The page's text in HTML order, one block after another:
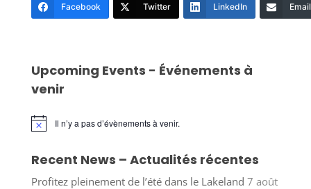
Facebook Twitter LinkedIn Email
Upcoming Events - Événements à
venir
Notice Il n’y a pas d’évènements à venir.
Recent News – Actualités récentes
Profitez pleinement de l’été dans le Lakeland 7 août